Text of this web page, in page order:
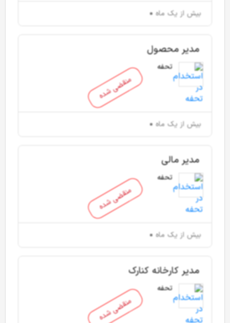
بیش از یک ماه
منقضی شده
مدیر محصول
تحفه
بیش از یک ماه
منقضی شده
مدیر مالی
تحفه
بیش از یک ماه
منقضی شده
مدیر کارخانه کنارک
تحفه